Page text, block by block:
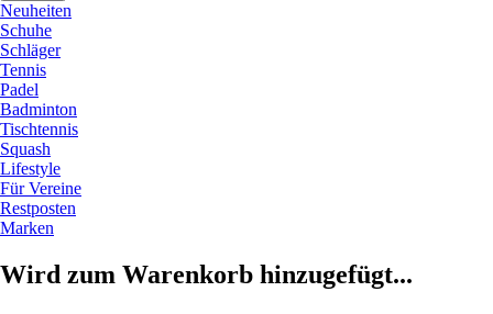
Neuheiten
Schuhe
Schläger
Tennis
Padel
Badminton
Tischtennis
Squash
Lifestyle
Für Vereine
Restposten
Marken
Wird zum Warenkorb hinzugefügt...